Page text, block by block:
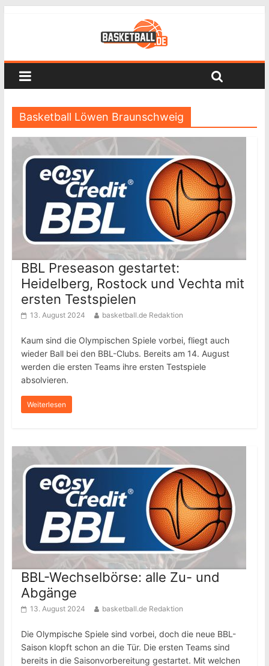
Basketball Löwen Braunschweig
BBL Preseason gestartet:
Heidelberg, Rostock und Vechta mit
ersten Testspielen
13. August 2024 basketball.de Redaktion
Kaum sind die Olympischen Spiele vorbei, fliegt auch
wieder Ball bei den BBL-Clubs. Bereits am 14. August
werden die ersten Teams ihre ersten Testspiele
absolvieren.
Weiterlesen
BBL-Wechselbörse: alle Zu- und
Abgänge
13. August 2024 basketball.de Redaktion
Die Olympische Spiele sind vorbei, doch die neue BBL-
Saison klopft schon an die Tür. Die ersten Teams sind
bereits in die Saisonvorbereitung gestartet. Mit welchen